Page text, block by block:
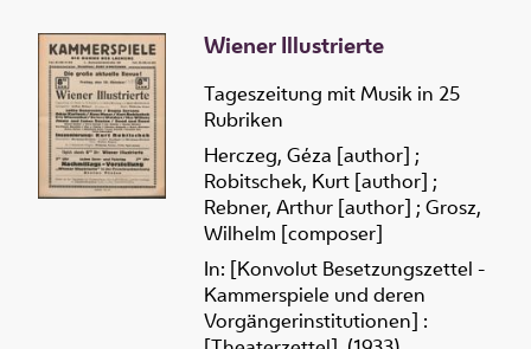
Wiener Illustrierte
Tageszeitung mit Musik in 25
Rubriken
Herczeg, Géza [author] ;
Robitschek, Kurt [author] ;
Rebner, Arthur [author] ; Grosz,
Wilhelm [composer]
In: [Konvolut Besetzungszettel -
Kammerspiele und deren
Vorgängerinstitutionen] :